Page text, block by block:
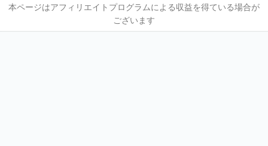
本ページはアフィリエイトプログラムによる収益を得ている場合が
ございます